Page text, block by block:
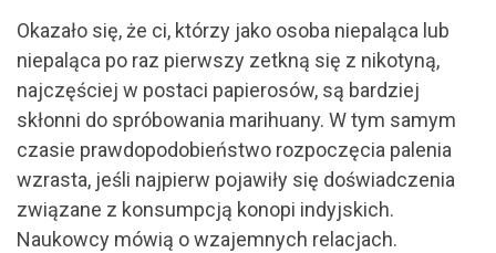
Okazało się, że ci, którzy jako osoba niepaląca lub
niepaląca po raz pierwszy zetkną się z nikotyną,
najczęściej w postaci papierosów, są bardziej
skłonni do spróbowania marihuany. W tym samym
czasie prawdopodobieństwo rozpoczęcia palenia
wzrasta, jeśli najpierw pojawiły się doświadczenia
związane z konsumpcją konopi indyjskich.
Naukowcy mówią o wzajemnych relacjach.